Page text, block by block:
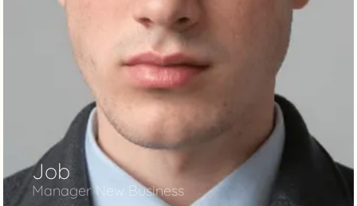
Job
Manager New Business